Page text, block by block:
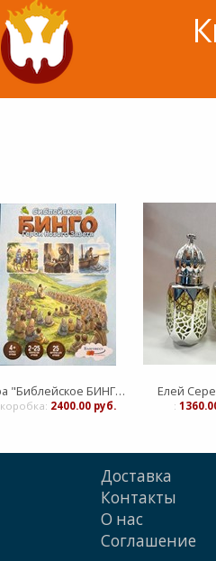
Игра "Библейское БИНГО. Герои Нового Завета"
коробка: 2400.00 руб.
Елей
:
Доставка
Контакты
О нас
Cоглашение